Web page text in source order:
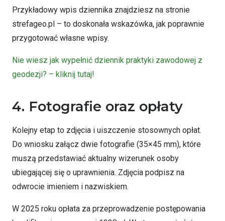
Przykładowy wpis dziennika znajdziesz na stronie
strefageo.pl – to doskonała wskazówka, jak poprawnie
przygotować własne wpisy.
Nie wiesz jak wypełnić dziennik praktyki zawodowej z
geodezji? – kliknij tutaj!
4. Fotografie oraz opłaty
Kolejny etap to zdjęcia i uiszczenie stosownych opłat.
Do wniosku załącz dwie fotografie (35×45 mm), które
muszą przedstawiać aktualny wizerunek osoby
ubiegającej się o uprawnienia. Zdjęcia podpisz na
odwrocie imieniem i nazwiskiem.
W 2025 roku opłata za przeprowadzenie postępowania